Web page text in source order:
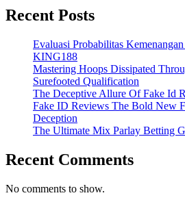
Recent Posts
Evaluasi Probabilitas
KING188
Mastering Hoops Dissipated
Surefooted Qualification
The Deceptive Allure Of Fake Id
Fake ID Reviews The Bold New
Deception
The Ultimate Mix Parlay Betting
Recent Comments
No comments to show.